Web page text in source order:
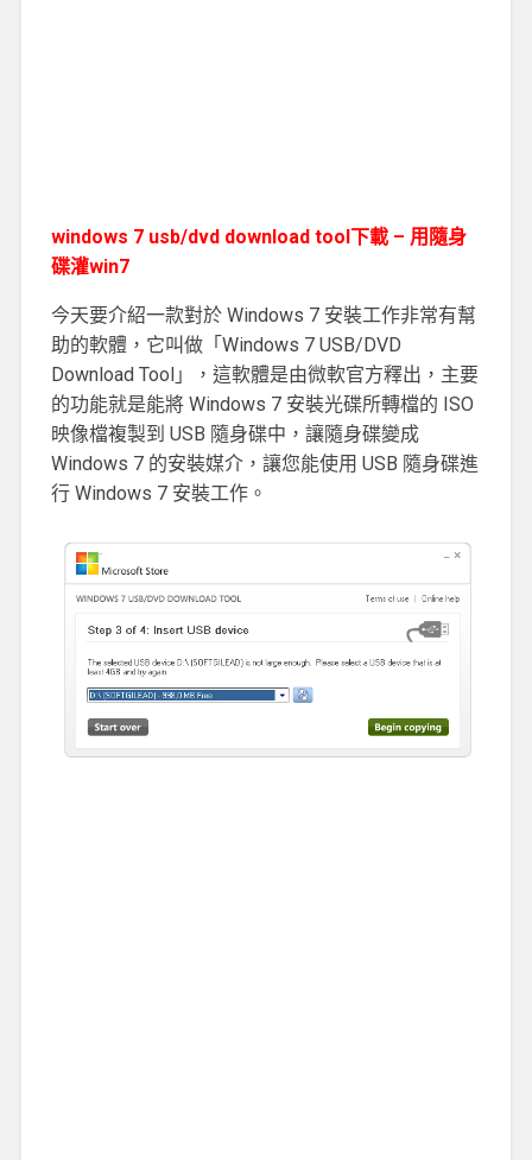
windows 7 usb/dvd download tool下載 – 用隨身
碟灌win7
今天要介紹一款對於 Windows 7 安裝工作非常有幫
助的軟體，它叫做「Windows 7 USB/DVD
Download Tool」，這軟體是由微軟官方釋出，主要
的功能就是能將 Windows 7 安裝光碟所轉檔的 ISO
映像檔複製到 USB 隨身碟中，讓隨身碟變成
Windows 7 的安裝媒介，讓您能使用 USB 隨身碟進
行 Windows 7 安裝工作。